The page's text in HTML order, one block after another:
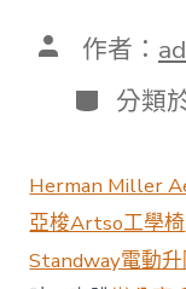
文 作者：
分
類
分類
Herman Miller
亞梭Artso工學椅
Standway電動